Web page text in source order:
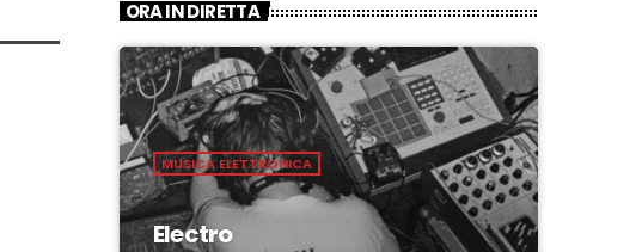
ORA IN DIRETTA
MUSICA ELETTRONICA
Electro